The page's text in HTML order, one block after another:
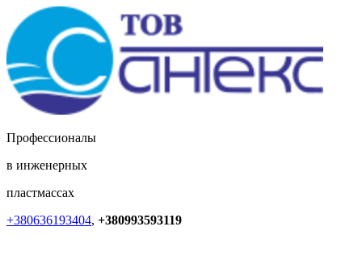
Профессионалы
в инженерных
пластмассах
+380636193404, +380993593119